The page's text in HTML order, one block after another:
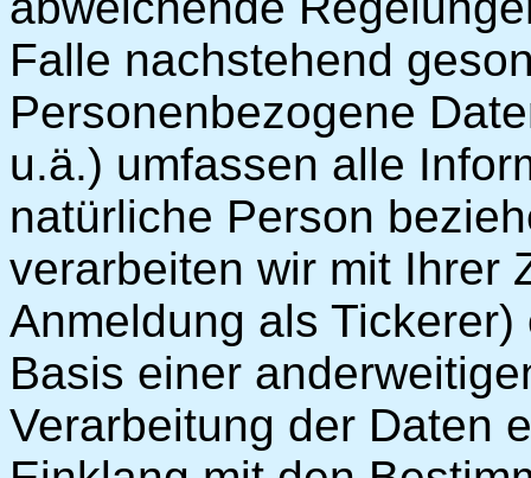
Falle nachstehend
Personenbezogene
u.ä.) umfassen alle
natürliche Person
verarbeiten wir mit Ihrer
Anmeldung als
Basis einer
Verarbeitung der Daten